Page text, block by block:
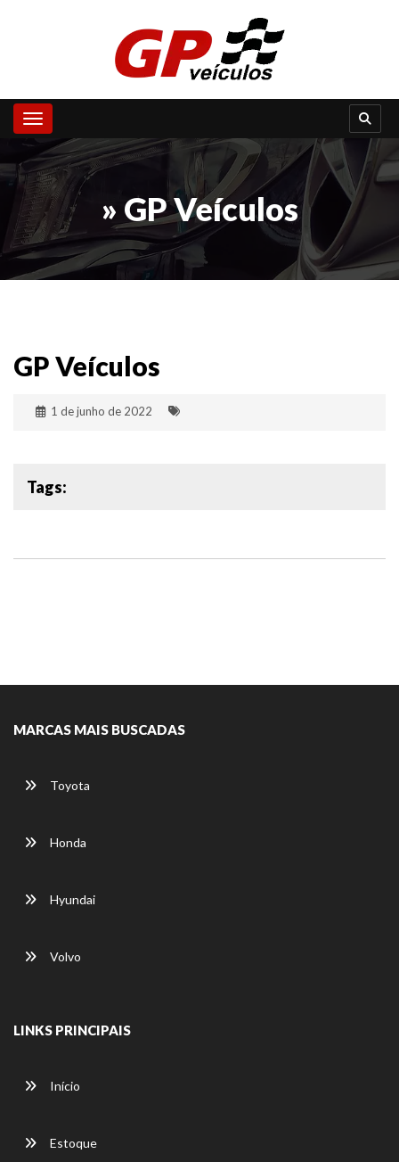
Toggle navigation
» GP Veículos
GP Veículos
1 de junho de 2022
Tags:
MARCAS MAIS BUSCADAS
Toyota
Honda
Hyundai
Volvo
LINKS PRINCIPAIS
Início
Estoque